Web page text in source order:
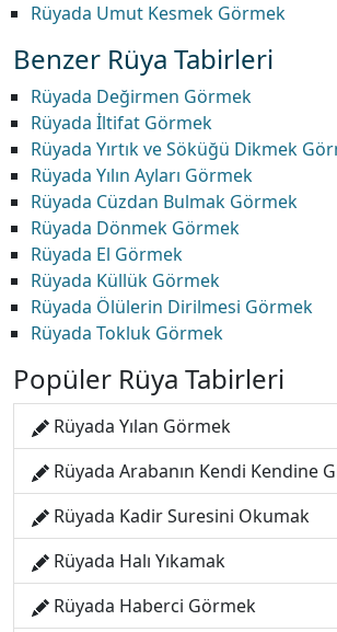
Rüyada Umut Kesmek Görmek
Benzer Rüya Tabirleri
Rüyada Değirmen Görmek
Rüyada İltifat Görmek
Rüyada Yırtık ve Söküğü Dikmek
Rüyada Yılın Ayları Görmek
Rüyada Cüzdan Bulmak Görmek
Rüyada Dönmek Görmek
Rüyada El Görmek
Rüyada Küllük Görmek
Rüyada Ölülerin Dirilmesi Görmek
Rüyada Tokluk Görmek
Popüler Rüya Tabirleri
Rüyada Yılan Görmek
Rüyada Arabanın Kendi Kendine
Rüyada Kadir Suresini Okumak
Rüyada Halı Yıkamak
Rüyada Haberci Görmek